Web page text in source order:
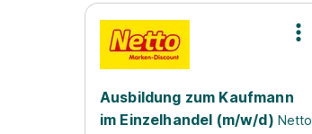
Ausbildung zum Kaufmann
im Einzelhandel (m/w/d) Netto